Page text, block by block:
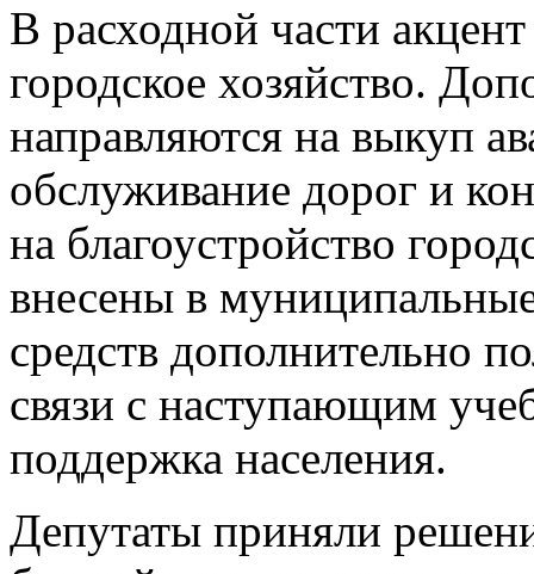
В расходной части
городское хозяйство.
направляются на выкуп
обслуживание дорог и
на благоустройство
внесены в
средств дополнительно
связи с наступающим
поддержка населения.
Депутаты приняли